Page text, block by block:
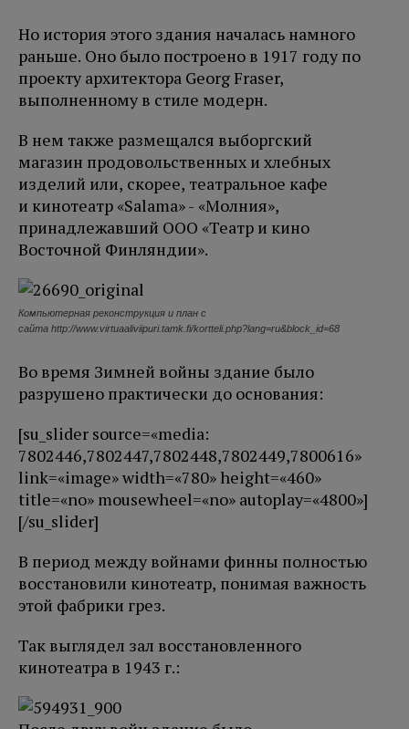
Но история этого здания началась намного
раньше. Оно было построено в 1917 году по
проекту архитектора Georg Fraser,
выполненному в стиле модерн.
В нем также размещался выборгский
магазин продовольственных и хлебных
изделий или, скорее, театральное кафе
и кинотеатр «Salama» - «Молния»,
принадлежавший ООО «Театр и кино
Восточной Финляндии».
Компьютерная реконструкция и план с
сайта http://www.virtuaaliviipuri.tamk.fi/kortteli.php?lang=ru&block_id=68
Во время Зимней войны здание было
разрушено практически до основания:
[su_slider source=«media:
7802446,7802447,7802448,7802449,7800616»
link=«image» width=«780» height=«460»
title=«no» mousewheel=«no» autoplay=«4800»]
[/su_slider]
В период между войнами финны полностью
восстановили кинотеатр, понимая важность
этой фабрики грез.
Так выглядел зал восстановленного
кинотеатра в 1943 г.: